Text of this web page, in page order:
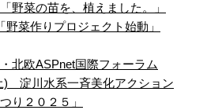
野菜の苗を、植えました。」
菜作りプロジェクト始動」
北欧ASPnet国際フォーラム
) 淀川水系一斉美化アクション
り２０２５」